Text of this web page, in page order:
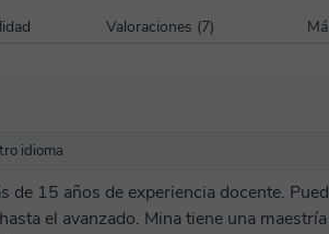
Valoraciones (7)
idioma
de 15 años de experiencia docente.
el avanzado. Mina tiene una